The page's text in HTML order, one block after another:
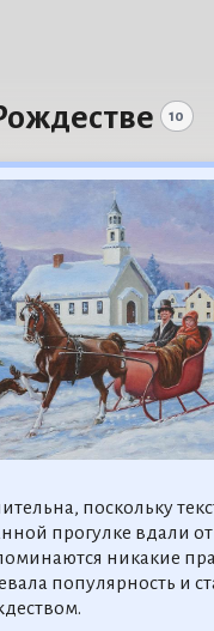
10
поскольку
прогулке вдали
никакие
популярность и